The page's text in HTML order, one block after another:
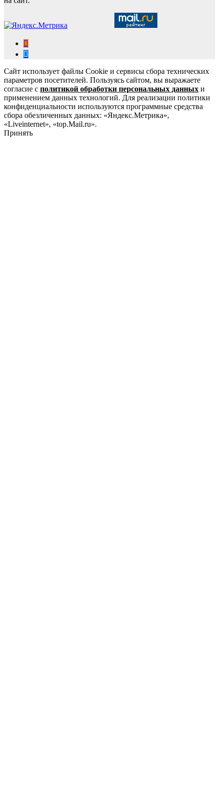
Сайт использует файлы Cookie и сервисы сбора технических
параметров посетителей. Пользуясь сайтом, вы выражаете
согласие с политикой обработки персональных данных и
применением данных технологий. Для реализации политики
конфиденциальности используются программные средства
сбора обезличенных данных: «Яндекс.Метрика»,
«Liveinternet», «top.Mail.ru».
Принять